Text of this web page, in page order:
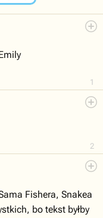
1
2
Fishera, Snakea
bo tekst byłby